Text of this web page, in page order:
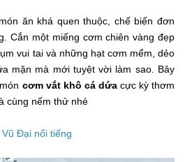
ăn khá quen thuộc, chế biến đơn
Cắn một miếng cơm chiên vàng đẹp
vui tai và những hạt cơm mểm, dẻo
mặn mà mới tuyệt vời làm sao. Bây
cơm vắt khô cá dứacực kỳ thơm
cùng nếm thử nhé
Đại nổi tiếng